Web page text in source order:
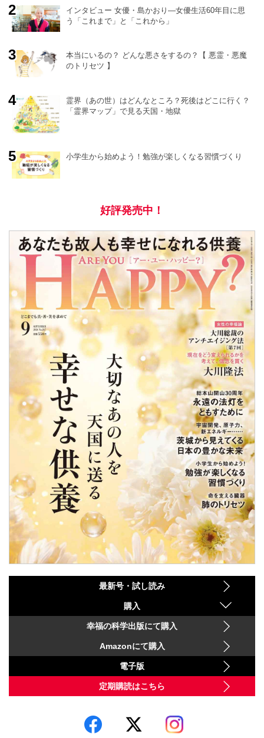
インタビュー 女優・島かおり―女優生活60年目に思
う「これまで」と「これから」
本当にいるの？ どんな悪さをするの？【 悪霊・悪魔
のトリセツ 】
霊界（あの世）はどんなところ？死後はどこに行く？
「霊界マップ」で見る天国・地獄
小学生から始めよう！勉強が楽しくなる習慣づくり
好評発売中！
最新号・試し読み
購入
幸福の科学出版にて購入
Amazonにて購入
電子版
定期購読はこちら